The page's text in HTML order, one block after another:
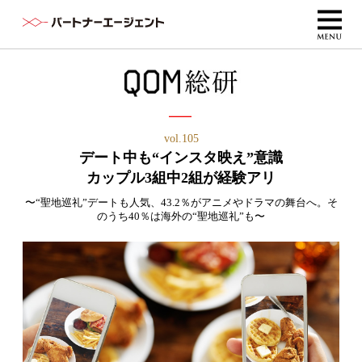
vol.105
デート中も“インスタ映え”意識
カップル3組中2組が経験アリ
〜“聖地巡礼”デートも人気、43.2％がアニメやドラマの舞台へ。そ
のうち40％は海外の“聖地巡礼”も〜